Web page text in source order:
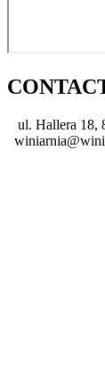
ul. Hallera 18,